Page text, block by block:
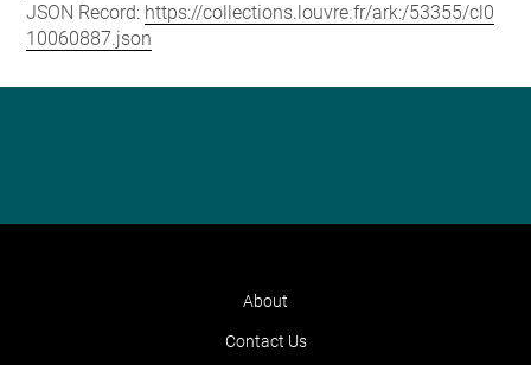
JSON Record: https://collections.louvre.fr/ark:/53355/cl0
10060887.json
About
Contact Us